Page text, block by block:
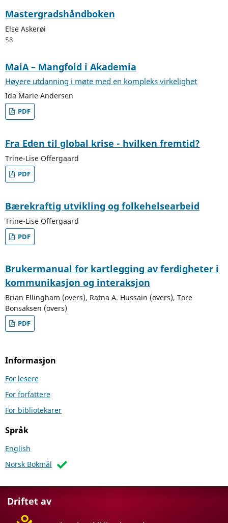
Mastergradshåndboken
Else Askerøi
58
MaiA – Mangfold i Akademia
Høyere utdanning i møte med en kompleks virkelighet
Ida Marie Andersen
PDF
Fra Eden til global krise - hvilken fremtid?
Trine-Lise Offergaard
PDF
Bærekraftig utvikling og folkehelsearbeid
Trine-Lise Offergaard
PDF
Brukermanual for kartlegging av ferdigheter i
kommunikasjon og interaksjon
Brian Ellingham (overs), Ratna A. Hussain (overs), Tore
Bonsaksen (overs)
PDF
Informasjon
For lesere
For forfattere
For bibliotekarer
Språk
English
Norsk Bokmål
Driftet av